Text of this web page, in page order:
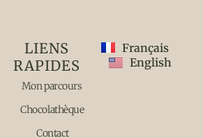
LIENS
RAPIDES
Mon parcours
Chocolathèque
Contact
Français
English